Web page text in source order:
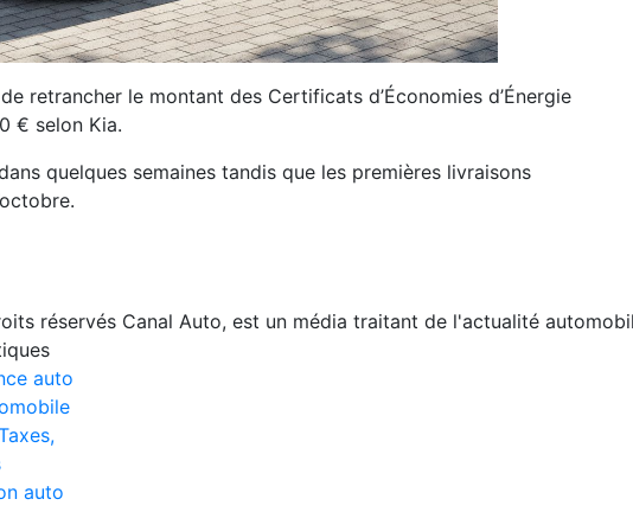
retrancher le montant des Certificats d’Économies d’Énergie
€ selon Kia.
quelques semaines tandis que les premières livraisons
réservés Canal Auto, est un média traitant de l'actualité
auto
auto